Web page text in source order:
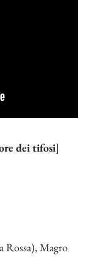
dei tifosi]
Rossa), Magro